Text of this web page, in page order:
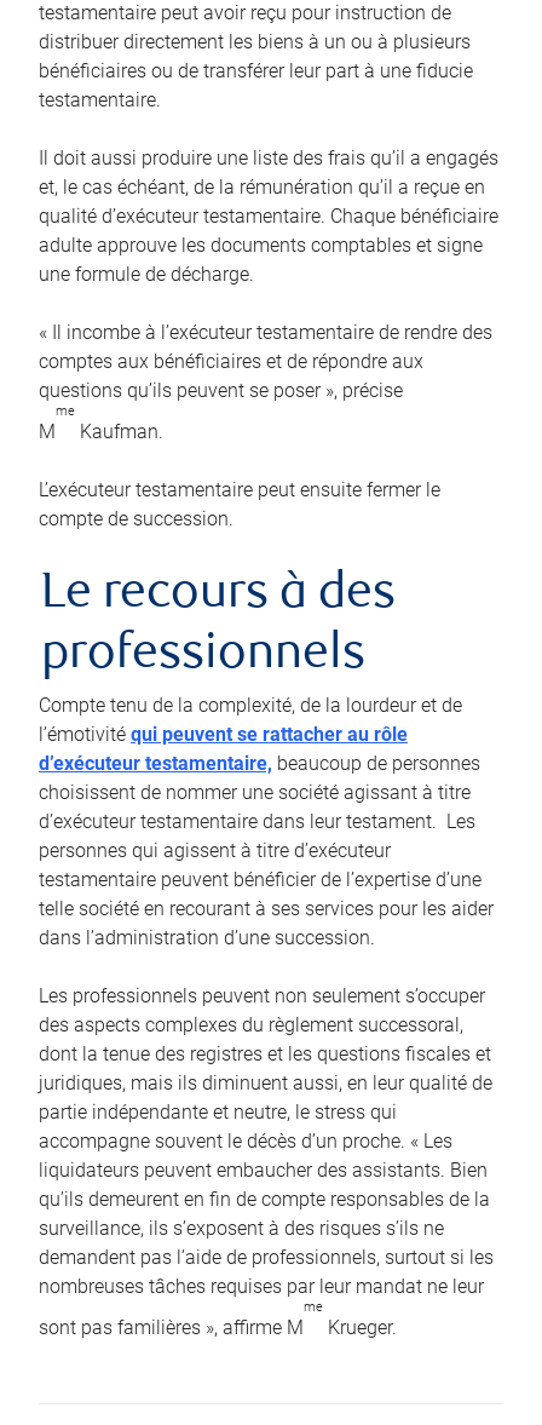
testamentaire peut avoir reçu pour instruction de
distribuer directement les biens à un ou à plusieurs
bénéficiaires ou de transférer leur part à une fiducie
testamentaire.
Il doit aussi produire une liste des frais qu’il a engagés
et, le cas échéant, de la rémunération qu’il a reçue en
qualité d’exécuteur testamentaire. Chaque bénéficiaire
adulte approuve les documents comptables et signe
une formule de décharge.
« Il incombe à l’exécuteur testamentaire de rendre des
comptes aux bénéficiaires et de répondre aux
questions qu’ils peuvent se poser », précise
M
me
Kaufman.
L’exécuteur testamentaire peut ensuite fermer le
compte de succession.
Le recours à des
professionnels
Compte tenu de la complexité, de la lourdeur et de
l’émotivité qui peuvent se rattacher au rôle
d’exécuteur testamentaire, beaucoup de personnes
choisissent de nommer une société agissant à titre
d’exécuteur testamentaire dans leur testament. Les
personnes qui agissent à titre d’exécuteur
testamentaire peuvent bénéficier de l’expertise d’une
telle société en recourant à ses services pour les aider
dans l’administration d’une succession.
Les professionnels peuvent non seulement s’occuper
des aspects complexes du règlement successoral,
dont la tenue des registres et les questions fiscales et
juridiques, mais ils diminuent aussi, en leur qualité de
partie indépendante et neutre, le stress qui
accompagne souvent le décès d’un proche. « Les
liquidateurs peuvent embaucher des assistants. Bien
qu’ils demeurent en fin de compte responsables de la
surveillance, ils s’exposent à des risques s’ils ne
demandent pas l’aide de professionnels, surtout si les
nombreuses tâches requises par leur mandat ne leur
sont pas familières », affirme M
me
Krueger.